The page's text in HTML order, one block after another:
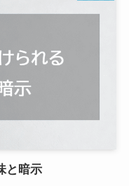
と暗示